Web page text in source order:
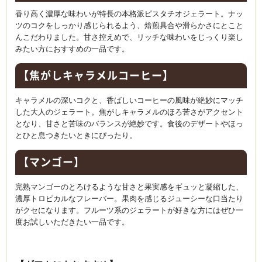
香り高く濃厚な味わいが特長の本格派ピスタチオジェラート。ナッ
ツのコクをしっかり感じられるよう、焙煎具合や滑らかさにとこと
んこだわりました。甘さ控えめで、リッチな味わいをじっくり楽し
みたい方におすすめの一品です。
【焦がしキャラメルコーヒー】
キャラメルの深いコクと、香ばしいコーヒーの風味が絶妙にマッチ
した大人のジェラート。焦がしキャラメルのほろ苦さがアクセント
となり、甘さと苦味のバランスが絶妙です。食後のデザートやほっ
とひと息つきたいときにぴったり。
【マンゴー】
完熟マンゴーのとろけるような甘さと果実感をギュッと凝縮した、
濃厚トロピカルなフレーバー。果肉を感じるジューシーな口当たり
がクセになります。フルーツ系のジェラートが好きな方にはぜひ一
度お試しいただきたい一品です。